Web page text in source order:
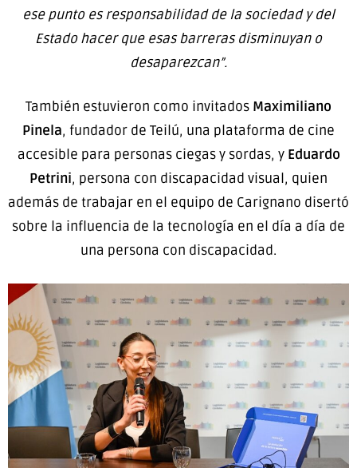
ese punto es responsabilidad de la sociedad y del
Estado hacer que esas barreras disminuyan o
desaparezcan”.
También estuvieron como invitados Maximiliano
Pinela, fundador de Teilú, una plataforma de cine
accesible para personas ciegas y sordas, y Eduardo
Petrini, persona con discapacidad visual, quien
además de trabajar en el equipo de Carignano disertó
sobre la influencia de la tecnología en el día a día de
una persona con discapacidad.